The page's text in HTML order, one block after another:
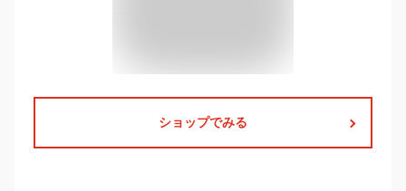
ショップでみる